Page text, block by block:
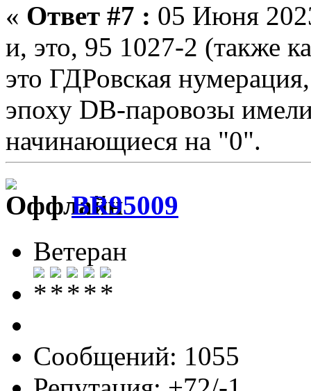
« Ответ #7 : 05 Июня
и, это, 95 1027-2 (также
это ГДРовская
эпоху DB-паровозы
начинающиеся на "0".
BR95009
Ветеран
Сообщений: 1055